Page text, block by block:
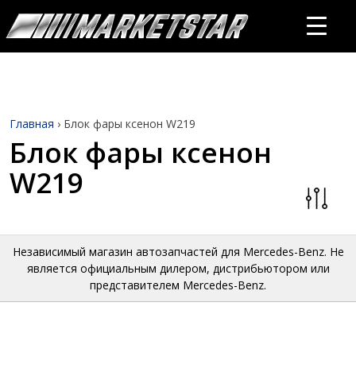
Главная › Блок фары ксенон W219
Блок фары ксенон
W219
Независимый магазин автозапчастей для Mercedes-Benz. Не
является официальным дилером, дистрибьютором или
представителем Mercedes-Benz.